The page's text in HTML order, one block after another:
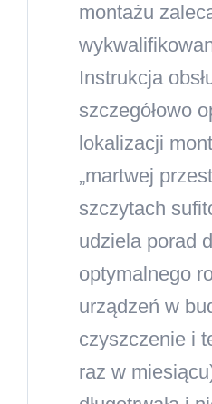
montażu
Instrukcja
szczegółowo
lokalizacji
„martwej
szczytach
udziela porad
optymalnego
urządzeń w
czyszczenie i
raz w